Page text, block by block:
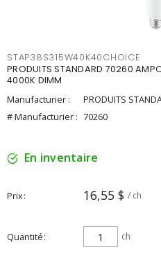
STAP38S315W40K40CHOICE
PRODUITS STANDARD 70260
4000K DIMM
Manufacturier :
PRODUITS
# Manufacturier : 70260
En inventaire
Prix 16,55 $ / ch
Quantité ch